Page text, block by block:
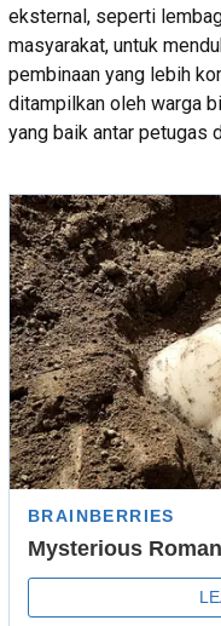
eksternal, seperti
masyarakat, untuk
pembinaan yang lebih
ditampilkan oleh warga
yang baik antar petugas